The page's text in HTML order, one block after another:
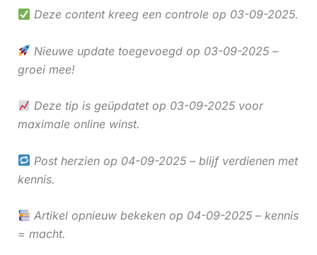
Deze content kreeg een controle op 03-09-2025.
Nieuwe update toegevoegd op 03-09-2025 –
groei mee!
Deze tip is geüpdatet op 03-09-2025 voor
maximale online winst.
Post herzien op 04-09-2025 – blijf verdienen met
kennis.
Artikel opnieuw bekeken op 04-09-2025 – kennis
= macht.